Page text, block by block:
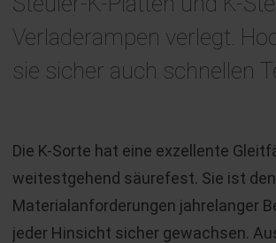
Verladerampen verlegt.
sie sicher auch schnellen
Die K-Sorte hat eine exzellente
weitestgehend säurefest. Sie ist den
Materialanforderungen jahrelanger
jeder Hinsicht sicher gewachsen.